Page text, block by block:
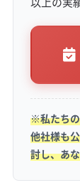
移住者
問題や
が低下
移住者
都市部か
※私たちの
他社様も
討し、あ